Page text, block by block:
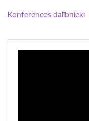
Konferences dalībnieki